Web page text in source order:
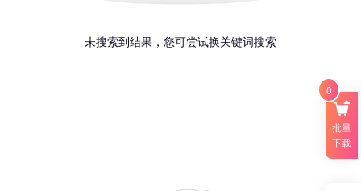
未搜索到结果，您可尝试换关键词搜索
批量
下载
0